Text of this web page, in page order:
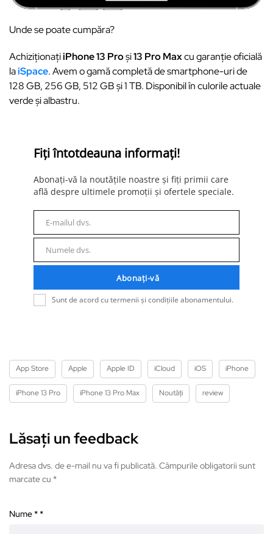
Unde se poate cumpăra?
AchiziționațiiPhone 13 Proși13 Pro Maxcu garanție oficială
laiSpace. Avem o gamă completă de smartphone-uri de
128 GB, 256 GB, 512 GB și 1 TB. Disponibil în culorile actuale
verde și albastru.
Fiți întotdeauna informați!
Abonați-vă la noutățile noastre și fiți primii care
află despre ultimele promoții și ofertele speciale.
mail
E-mailul dvs.
Numele dvs.
Abonați-vă
Sunt de acord cu termenii și condițiile abonamentului.
App Store Apple Apple ID iCloud iOS iPhone
iPhone 13 Pro iPhone 13 Pro Max Noutăți review
Lăsați un feedback
Adresa dvs. de e-mail nu va fi publicată. Câmpurile obligatorii sunt
marcate cu *
Nume * *